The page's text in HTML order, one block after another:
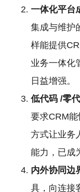
一体化平台
集成与维护
样能提供
业务一体化
日益增强。
低代码 /零
要求CRM
方式让业务
能力，已成
内外协同边
具，向连接